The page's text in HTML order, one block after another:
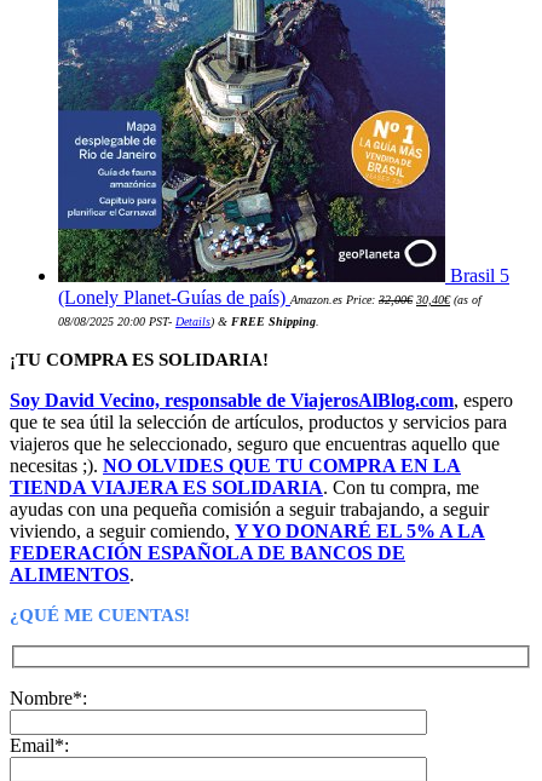
Brasil 5
(Lonely Planet-Guías de país) Amazon.es Price: 32,00€ precio
30,40€precio
(as of
08/08/2025 20:00 PST- Details) & FREE Shipping
¡TU COMPRA ES SOLIDARIA!
Soy David Vecino, responsable de ViajerosAlBlog.com, espero
que te sea útil la selección de artículos, productos y servicios para
viajeros que he seleccionado, seguro que encuentras aquello que
necesitas ;). NO OLVIDES QUE TU COMPRA EN LA
TIENDA VIAJERA ES SOLIDARIA. Con tu compra, me
ayudas con una pequeña comisión a seguir trabajando, a seguir
viviendo, a seguir comiendo, Y YO DONARÉ EL 5% A LA
FEDERACIÓN ESPAÑOLA DE BANCOS DE
ALIMENTOS.
¿QUÉ ME CUENTAS!
Nombre*:
Email*: